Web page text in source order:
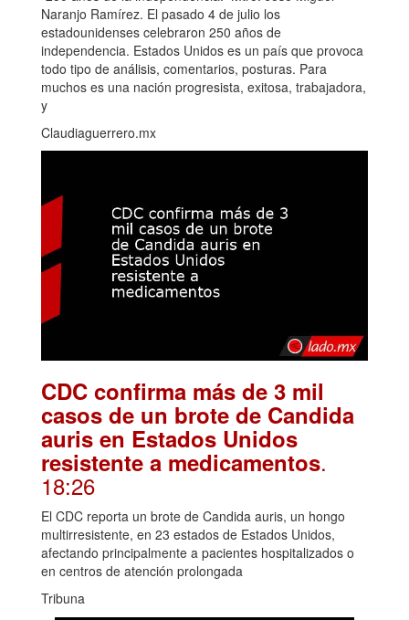
Naranjo Ramírez. El pasado 4 de julio los
estadounidenses celebraron 250 años de
independencia. Estados Unidos es un país que provoca
todo tipo de análisis, comentarios, posturas. Para
muchos es una nación progresista, exitosa, trabajadora,
y
Claudiaguerrero.mx
CDC confirma más de 3 mil
casos de un brote de Candida
auris en Estados Unidos
resistente a medicamentos.
18:26
El CDC reporta un brote de Candida auris, un hongo
multirresistente, en 23 estados de Estados Unidos,
afectando principalmente a pacientes hospitalizados o
en centros de atención prolongada
Tribuna